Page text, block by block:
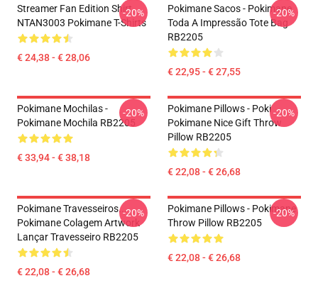
Streamer Fan Edition Shirt
NTAN3003 Pokimane T-Shirts
€ 24,38 - € 28,06
-20%
Pokimane Sacos - Pokimane
Toda A Impressão Tote Bag
RB2205
€ 22,95 - € 27,55
-20%
Pokimane Mochilas -
Pokimane Mochila RB2205
€ 33,94 - € 38,18
-20%
Pokimane Pillows - Poki
Pokimane Nice Gift Throw
Pillow RB2205
€ 22,08 - € 26,68
-20%
Pokimane Travesseiros...
Pokimane Colagem Artwork
Lançar Travesseiro RB2205
€ 22,08 - € 26,68
-20%
Pokimane Pillows - Pokimane
Throw Pillow RB2205
€ 22,08 - € 26,68
-20%